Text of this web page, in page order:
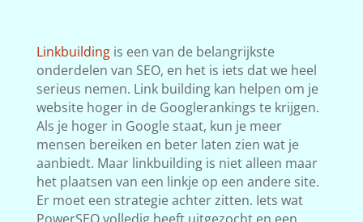
Linkbuildingis een van de belangrijkste
onderdelen van SEO, en het is iets dat we heel
serieus nemen. Link building kan helpen om je
website hoger in de Googlerankings te krijgen.
Als je hoger in Google staat, kun je meer
mensen bereiken en beter laten zien wat je
aanbiedt. Maar linkbuilding is niet alleen maar
het plaatsen van een linkje op een andere site.
Er moet een strategie achter zitten. Iets wat